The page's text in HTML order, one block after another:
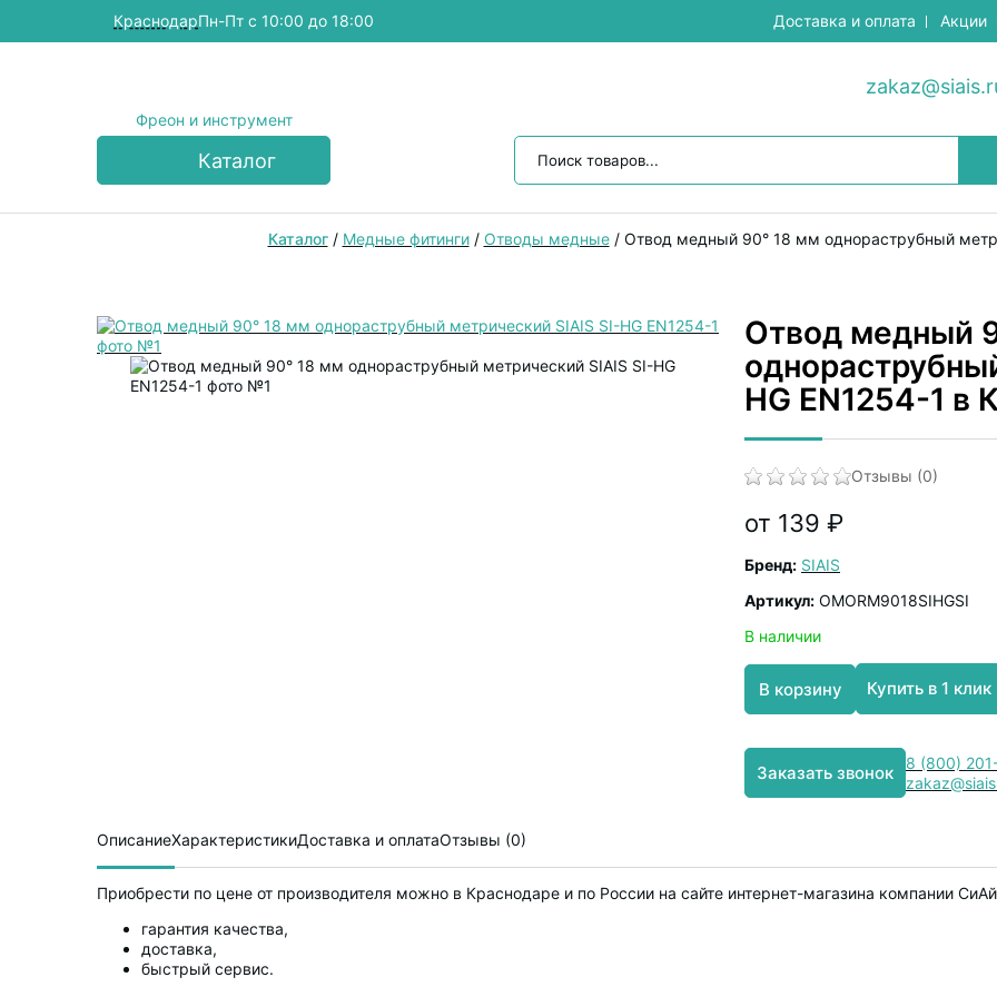
КраснодарПн-Пт с 10:00 до 18:00 Доставка и оплата Акции
Фреон и инструмент
Каталог
Каталог/ Медные фитинги/ Отводы медные/ Отвод медный 90° 18 мм однораструбный
Отвод медный
HG EN1254-1 в
Отзывы (0)
от 139 ₽
Бренд: SIAIS
Артикул: OMORM9018SIHGSI
В наличии
В корзину Купить в 1 клик
Заказать звонок
8 (800)
ОписаниеХарактеристикиДоставка и оплатаОтзывы (0)
Приобрести по цене от производителя можно в Краснодаре и по России на сайте интернет-магазина компании
гарантия качества,
доставка,
быстрый сервис.